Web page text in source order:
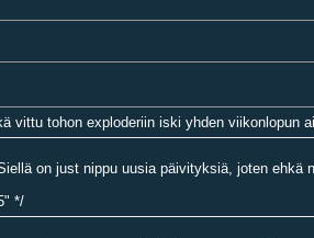
vittu tohon exploderiin iski yhden viikonlopun
on just nippu uusia päivityksiä, joten ehkä
*/